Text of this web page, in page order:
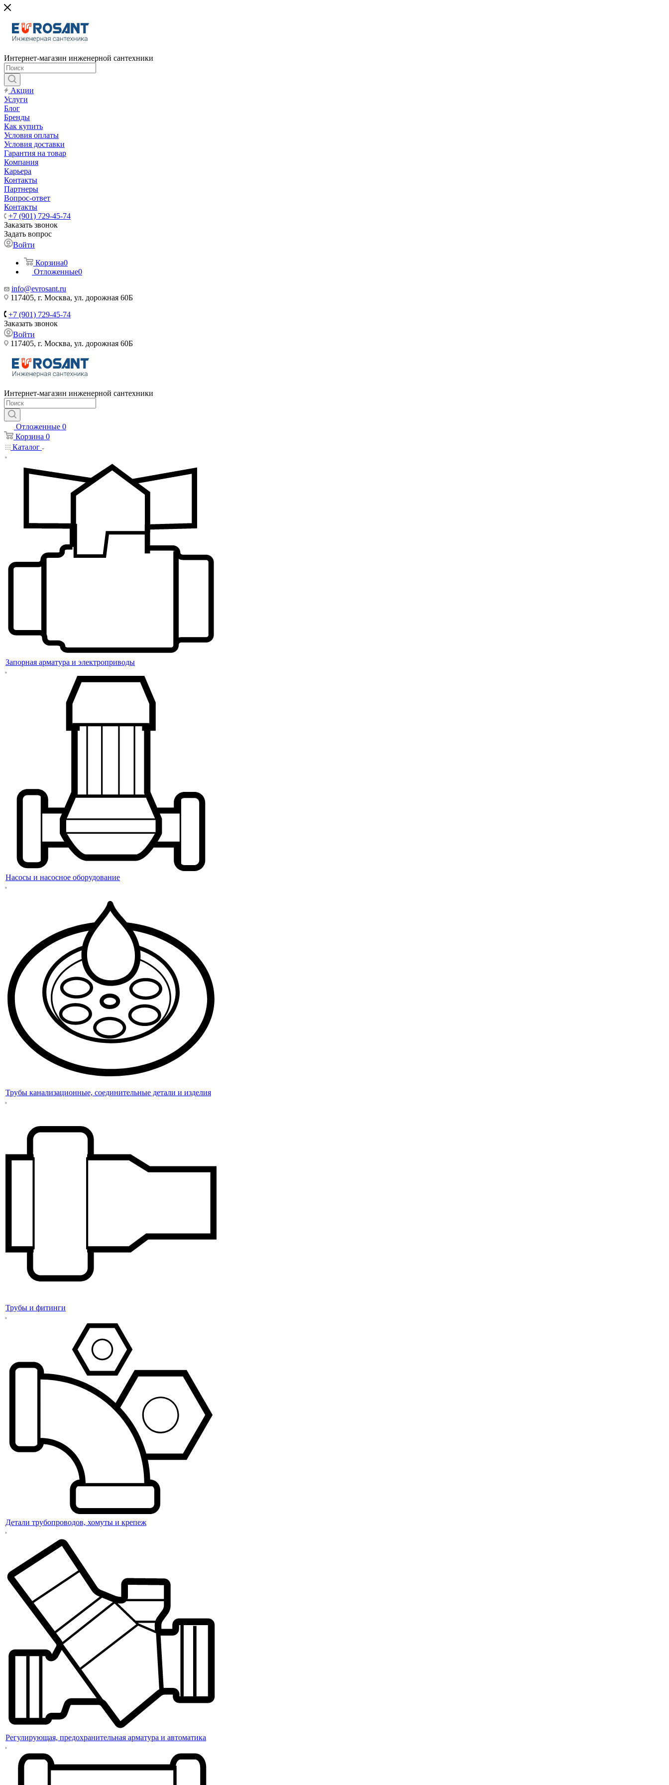
Интернет-магазин инженерной сантехники
Акции
Услуги
Блог
Бренды
Как купить
Условия оплаты
Условия доставки
Гарантия на товар
Компания
Карьера
Контакты
Партнеры
Вопрос-ответ
Контакты
+7 (901) 729-45-74
Заказать звонок
Задать вопрос
Войти
Корзина0
Отложенные0
info@evrosant.ru
117405, г. Москва, ул. дорожная 60Б
+7 (901) 729-45-74
Заказать звонок
Войти
117405, г. Москва, ул. дорожная 60Б
Интернет-магазин инженерной сантехники
Отложенные 0
Корзина 0
Каталог
Запорная арматура и электроприводы
Насосы и насосное оборудование
Трубы канализационные, соединительные детали и изделия
Трубы и фитинги
Детали трубопроводов, хомуты и крепеж
Регулирующая, предохранительная арматура и автоматика